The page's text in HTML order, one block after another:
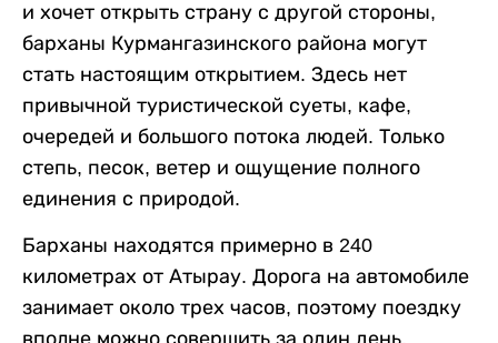
и хочет открыть страну с другой стороны,
барханы Курмангазинского района могут
стать настоящим открытием. Здесь нет
привычной туристической суеты, кафе,
очередей и большого потока людей. Только
степь, песок, ветер и ощущение полного
единения с природой.
Барханы находятся примерно в 240
километрах от Атырау. Дорога на автомобиле
занимает около трех часов, поэтому поездку